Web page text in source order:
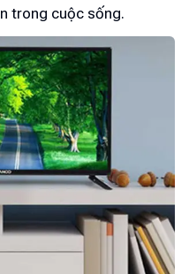
trong cuộc sống.